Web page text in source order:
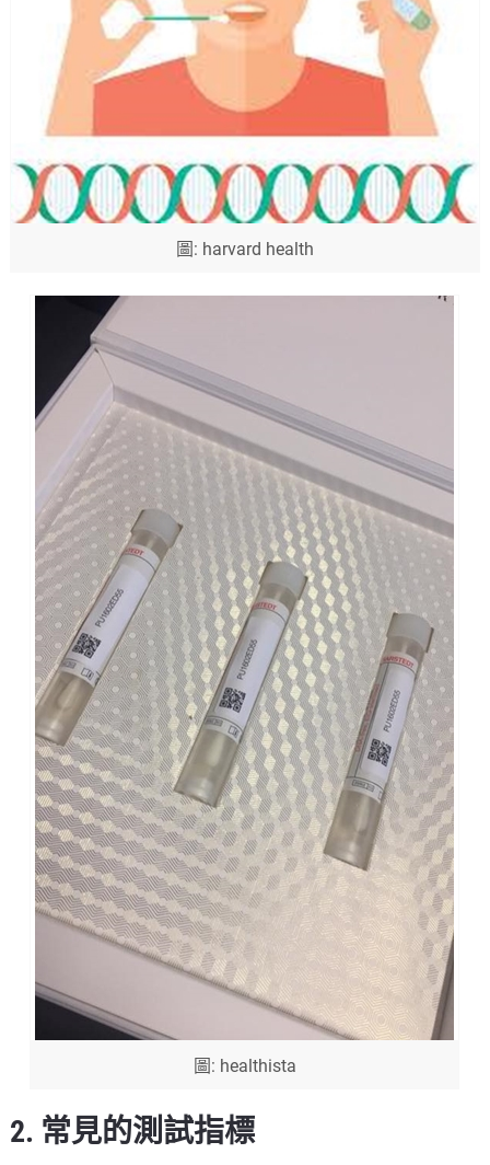
圖: harvard health
圖: healthista
2. 常見的測試指標